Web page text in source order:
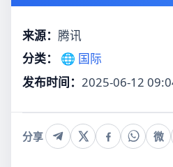
来源： 腾讯
分类：
🌐 国际
发布时间： 2025-06-12
分享 微